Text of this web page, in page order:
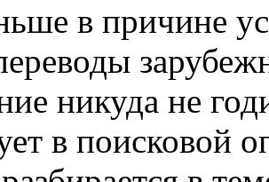
в причине
никуда не
в поисковой